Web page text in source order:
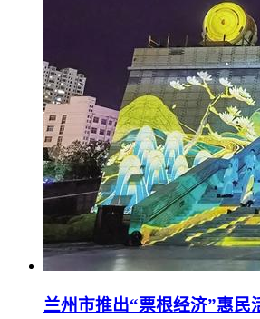
兰州市推出“票根经济”惠民